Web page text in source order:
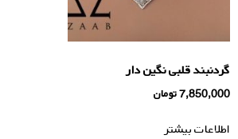
گردنبند قلبی نگین دار
7,850,000تومان
اطلاعات بیشتر